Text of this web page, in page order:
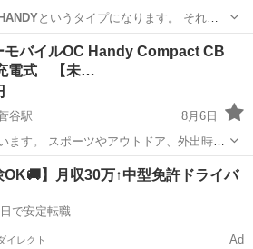
HANDYというタイプになります。 それな
ベビー用品
モバイルOC Handy Compact CB
電式 【未…
谷駅
8月6日
ア、外出時に
ヒャー。』キレイを持ち運ぼう！携帯性
ッと使えるお手軽設計で、今までは諦め
で...
生活家電 サクション
OK🚚】月収30万↑中型免許ドライバ
で安定転職
イレクト Ad